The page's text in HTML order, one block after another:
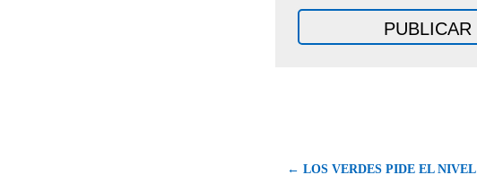
← LOS VERDES PIDE EL NIVEL